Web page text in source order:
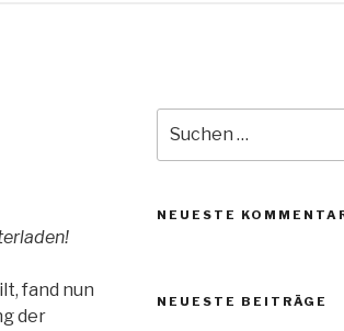
fand nun
der
nach:
NEUESTE
NEUESTE BEITRÄGE